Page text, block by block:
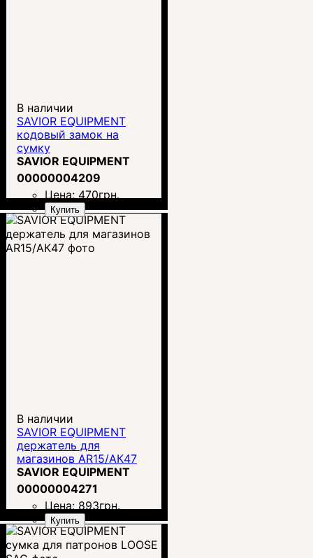
В наличии
SAVIOR EQUIPMENT
кодовый замок на
сумку
SAVIOR EQUIPMENT
00000004209
Цена: 470грн.
Купить
В наличии
SAVIOR EQUIPMENT
держатель для
магазинов AR15/АК47
SAVIOR EQUIPMENT
00000004271
Цена: 893грн.
Купить